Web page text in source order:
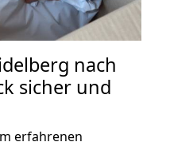
nach
sicher und
erfahrenen